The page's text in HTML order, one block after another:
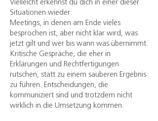
Vielleicht erkennst du dich in einer dieser
Situationen wieder:
Meetings, in denen am Ende vieles
besprochen ist, aber nicht klar wird, was
jetzt gilt und wer bis wann was übernimmt.
Kritische Gespräche, die eher in
Erklärungen und Rechtfertigungen
rutschen, statt zu einem sauberen Ergebnis
zu führen. Entscheidungen, die
kommuniziert sind und trotzdem nicht
wirklich in die Umsetzung kommen.